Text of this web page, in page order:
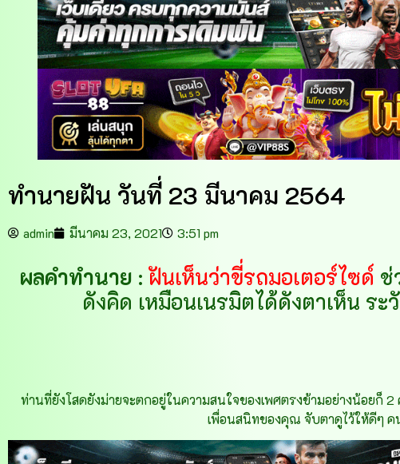
ทำนายฝัน วันที่ 23 มีนาคม 2564
admin มีนาคม 23, 2021 3:51 pm
ผลคำทำนาย : ฝันเห็นว่าขี่รถมอเตอร์ไซด์ ช่
ดังคิด เหมือนเนรมิตได้ดังตาเห็น ร
ท่านที่ยังโสดยังม่ายจะตกอยู่ในความสนใจของเพศตรงข้ามอย่างน้อยก็
เพื่อนสนิทของคุณ จับตาดูไว้ให้ดีๆ